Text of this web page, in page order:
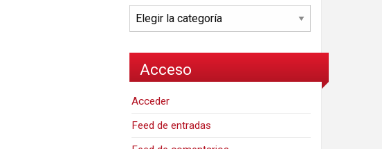
Categorías
Acceso
Acceder
Feed de entradas